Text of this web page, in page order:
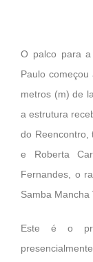
O palco para
Paulo
metros (m) de
a estrutura
do Reencontro,
e Roberta
Fernandes, o
Samba Mancha
Este é o